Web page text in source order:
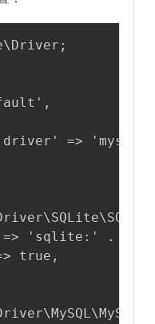
=>
'sqlite:' .
true,